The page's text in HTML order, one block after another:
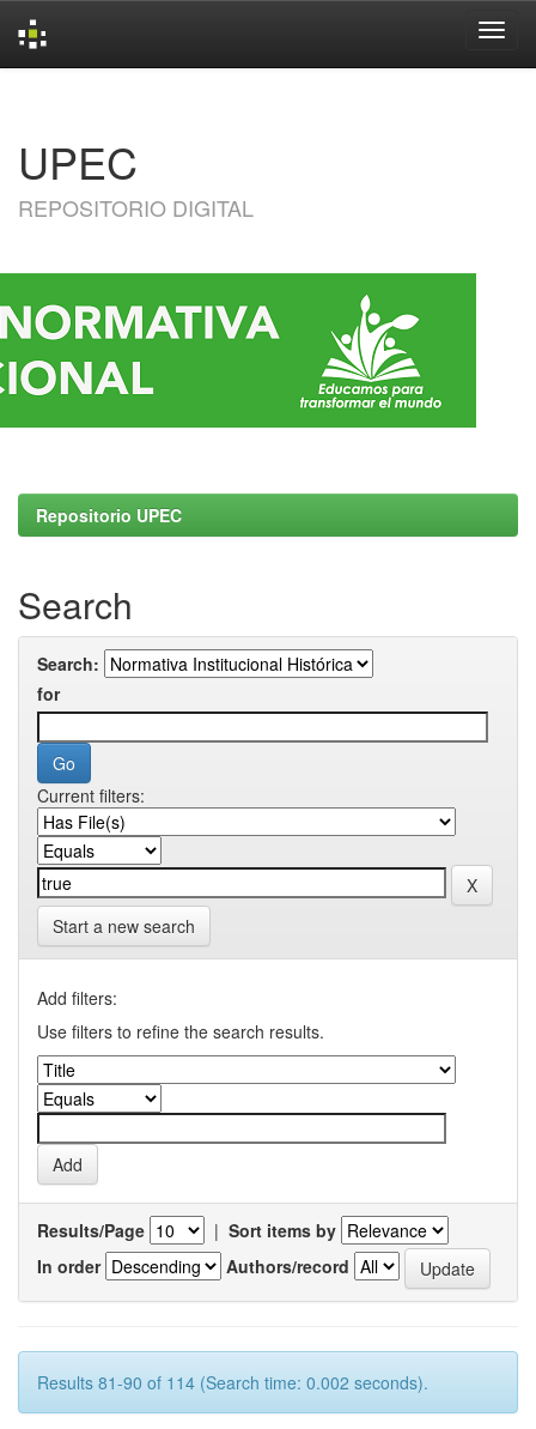
UPEC
REPOSITORIO DIGITAL
Repositorio UPEC
Search
Search:
for
Current filters:
Start a new search
Add filters:
Use filters to refine the search results.
Results/Page | Sort items by
In order
Authors/record
Results 81-90 of 114 (Search time: 0.002 seconds).